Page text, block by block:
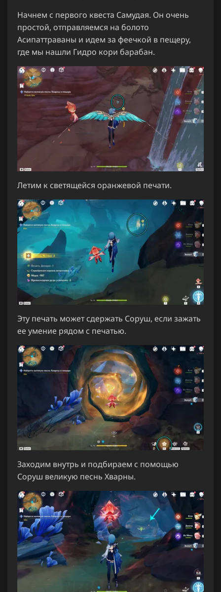
Начнем с первого квеста Самудая. Он очень
простой, отправляемся на болото
Асипаттраваны и идем за феечкой в пещеру,
где мы нашли Гидро кори барабан.
Летим к светящейся оранжевой печати.
Эту печать может сдержать Соруш, если зажать
ее умение рядом с печатью.
Заходим внутрь и подбираем с помощью
Соруш великую песнь Хварны.